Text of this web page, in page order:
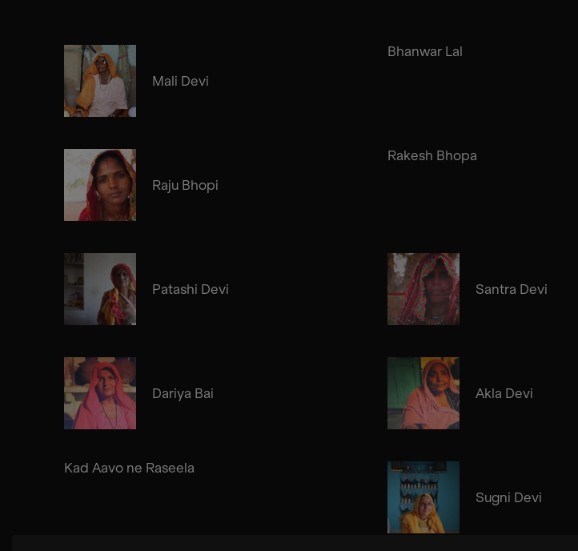
Mali Devi
Bhanwar Lal
Raju Bhopi
Rakesh Bhopa
Patashi Devi Santra Devi
Dariya Bai Akla Devi
Kad Aavo ne Raseela
Sugni Devi